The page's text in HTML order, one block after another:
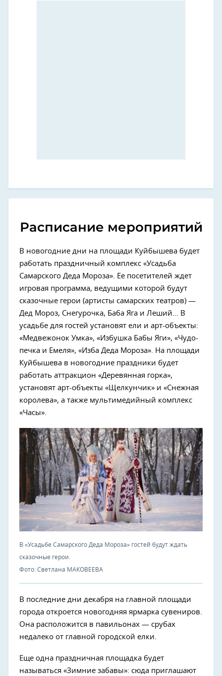
Расписание мероприятий
В новогодние дни на площади Куйбышева будет
работать праздничный комплекс «Усадьба
Самарского Деда Мороза». Ее посетителей ждет
игровая программа, ведущими которой будут
сказочные герои (артисты самарских театров) —
Дед Мороз, Снегурочка, Баба Яга и Леший… В
усадьбе для гостей установят ели и арт-объекты:
«Медвежонок Умка», «Избушка Бабы Яги», «Чудо-
печка и Емеля», «Изба Деда Мороза». На площади
Куйбышева в новогодние праздники будет
работать аттракцион «Деревянная горка»,
установят арт-объекты «Щелкунчик» и «Снежная
королева», а также мультимедийный комплекс
«Часы».
В «Усадьбе Самарского Деда Мороза» гостей будут ждать
сказочные герои.
Фото: Светлана МАКОВЕЕВА
В последние дни декабря на главной площади
города откроется новогодняя ярмарка сувениров.
Она расположится в павильонах — срубах
недалеко от главной городской елки.
Еще одна праздничная площадка будет
называться «Зимние забавы»: сюда приглашают